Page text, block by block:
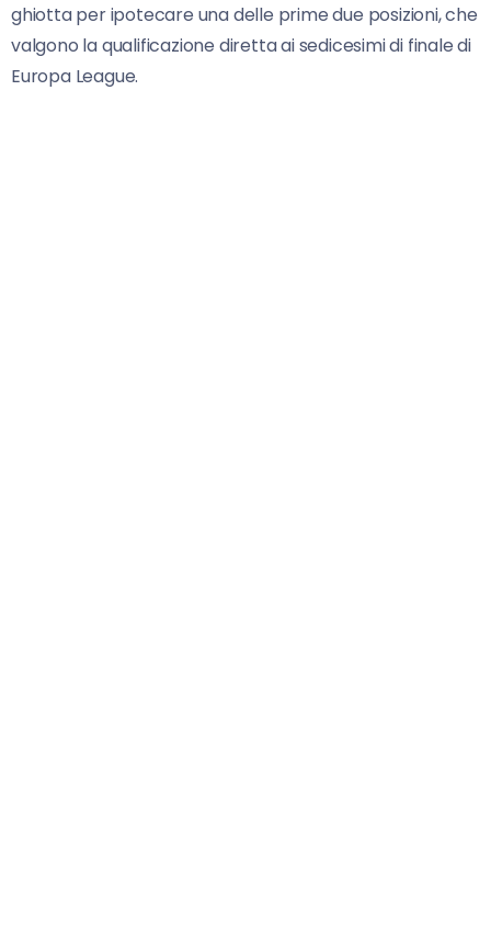
ghiotta per ipotecare una delle prime due posizioni, che
valgono la qualificazione diretta ai sedicesimi di finale di
Europa League.